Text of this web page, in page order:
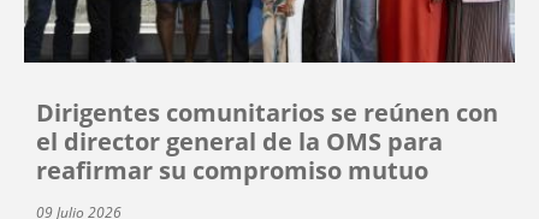
Dirigentes comunitarios se reúnen con
el director general de la OMS para
reafirmar su compromiso mutuo
09 Julio 2026